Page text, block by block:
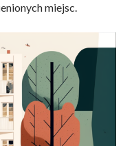
miejsc.